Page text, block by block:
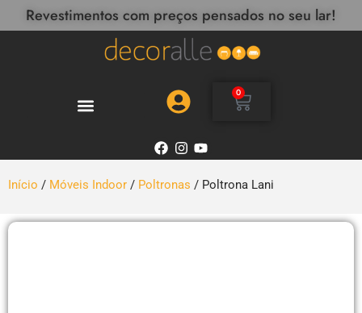
Revestimentos com preços pensados no seu lar!
0
Início / Móveis Indoor / Poltronas / Poltrona Lani